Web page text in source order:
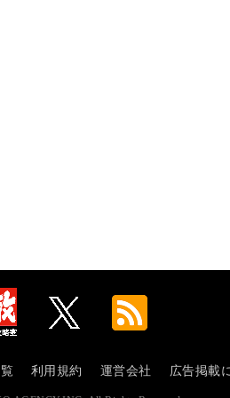
利用規約 運営会社 広告掲載